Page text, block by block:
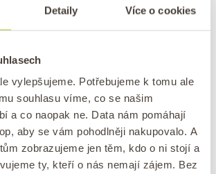
Detaily Více o cookies
vylepšujeme. Potřebujeme k tomu ale
souhlasu víme, co se našim
a co naopak ne. Data nám pomáhají
aby se vám pohodlněji nakupovalo. A
zobrazujeme jen těm, kdo o ni stojí a
ty, kteří o nás nemají zájem. Bez
hlavně na arašídovou omáčku,
dát úplně k čemukoliv.
nákyp s ovocem